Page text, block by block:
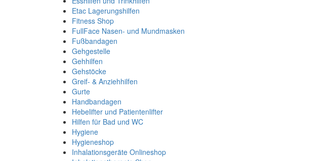
Etac Lagerungshilfen
Fitness Shop
FullFace Nasen- und Mundmasken
Fußbandagen
Gehgestelle
Gehhilfen
Gehstöcke
Greif- & Anziehhilfen
Gurte
Handbandagen
Hebelifter und Patientenlifter
Hilfen für Bad und WC
Hygiene
Hygieneshop
Inhalationsgeräte Onlineshop